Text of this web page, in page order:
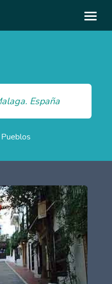
España
Pueblos